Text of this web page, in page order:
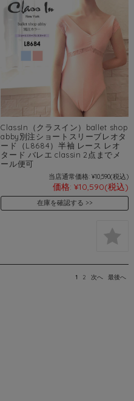
ClassIn（クラスイン）ballet shop
abby別注ショートスリーブレオタ
ード（L8684）半袖 レース レオ
タード バレエ classin 2点までメ
ール便可
当店通常価格: ¥10,590(税込)
価格: ¥10,590(税込)
在庫を確認する
1 2 次へ 最後へ